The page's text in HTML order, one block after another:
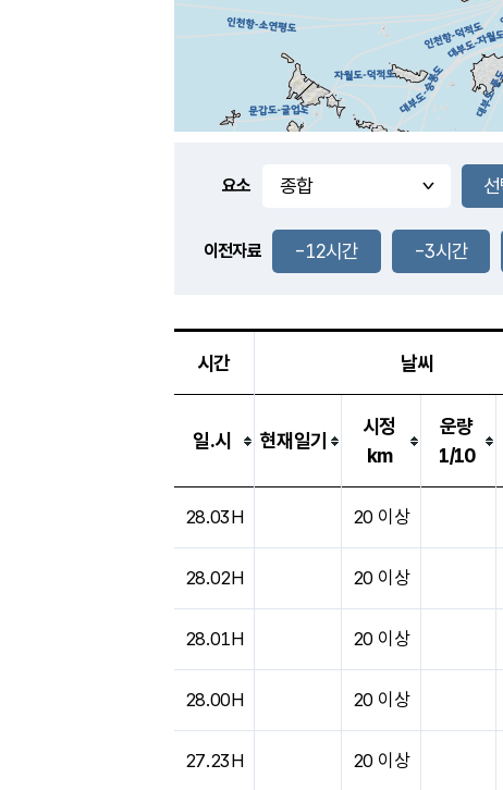
요소
이전자료 -12시간 -3시간
시간 날씨
일.시 현재일기
시정
km
운량
1/10
28.03H 20 이상
28.02H 20 이상
28.01H 20 이상
28.00H 20 이상
27.23H 20 이상